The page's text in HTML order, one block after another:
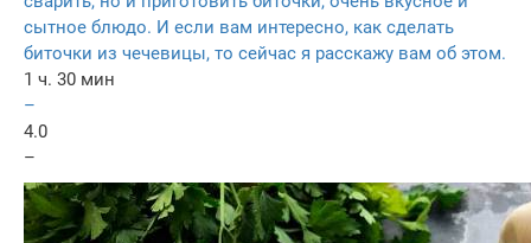
сытное блюдо. И если вам интересно, как сделать
биточки из чечевицы, то сейчас я расскажу вам об этом.
1 ч. 30 мин
–
4.0
–